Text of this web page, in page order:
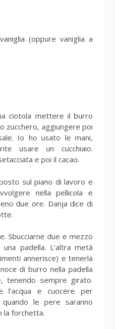
(oppure vaniglia a
ciotola mettere il burro
zucchero, aggiungere poi
Io ho usato le mani,
usare un cucchiaio.
e poi il cacao.
sul piano di lavoro e
nella pellicola e
due ore. Danja dice di
Sbucciarne due e mezzo
padella. L’altra metà
annerisce) e tenerla
di burro nella padella
tenendo sempre girato.
l’acqua e cuocere per
le pere saranno
la forchetta.